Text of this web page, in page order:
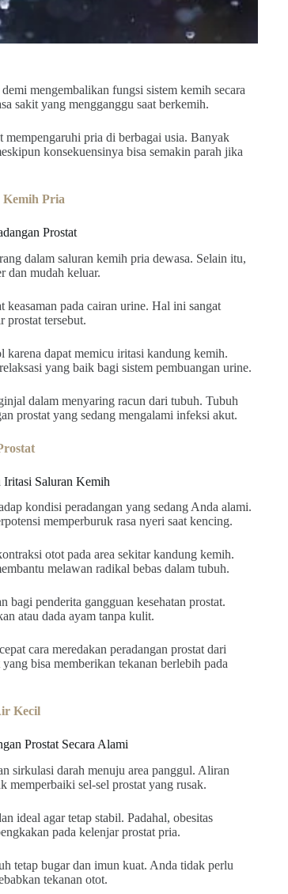
mengembalikan fungsi sistem kemih secara
sakit yang mengganggu saat berkemih.
mempengaruhi pria di berbagai usia. Banyak
konsekuensinya bisa semakin parah jika
Kemih Pria
Prostat
dalam saluran kemih pria dewasa. Selain itu,
dan mudah keluar.
pada cairan urine. Hal ini sangat
prostat tersebut.
dapat memicu iritasi kandung kemih.
yang baik bagi sistem pembuangan urine.
dalam menyaring racun dari tubuh. Tubuh
prostat yang sedang mengalami infeksi akut.
Iritasi Saluran Kemih
kondisi peradangan yang sedang Anda alami.
memperburuk rasa nyeri saat kencing.
otot pada area sekitar kandung kemih.
melawan radikal bebas dalam tubuh.
bagi penderita gangguan kesehatan prostat.
atau dada ayam tanpa kulit.
cara meredakan peradangan prostat dari
bisa memberikan tekanan berlebih pada
Kecil
Prostat Secara Alami
sirkulasi darah menuju area panggul. Aliran
memperbaiki sel-sel prostat yang rusak.
ideal agar tetap stabil. Padahal, obesitas
pada kelenjar prostat pria.
tetap bugar dan imun kuat. Anda tidak perlu
tekanan otot.